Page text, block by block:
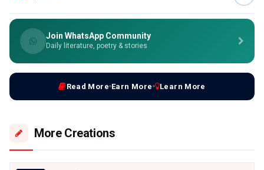
Join WhatsApp Community
Daily literature, poetry & stories
Read More Earn More Learn More
More Creations